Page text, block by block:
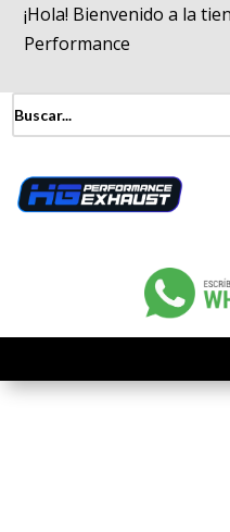
¡Hola! Bienvenido a la
Performance